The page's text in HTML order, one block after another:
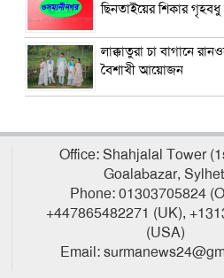
ছিনতাইয়ের শিকার গৃহবধু
লাক্কাতুরা চা বাগানে
বৈশাখী আয়োজন
Office: Shahjalal Tower
Goalabazar,
Phone: 01303705824
+447865482271 (UK),
(USA)
Email: